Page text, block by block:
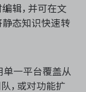
编辑，并可在文
静态知识快速转
单一平台覆盖从
，或对功能扩